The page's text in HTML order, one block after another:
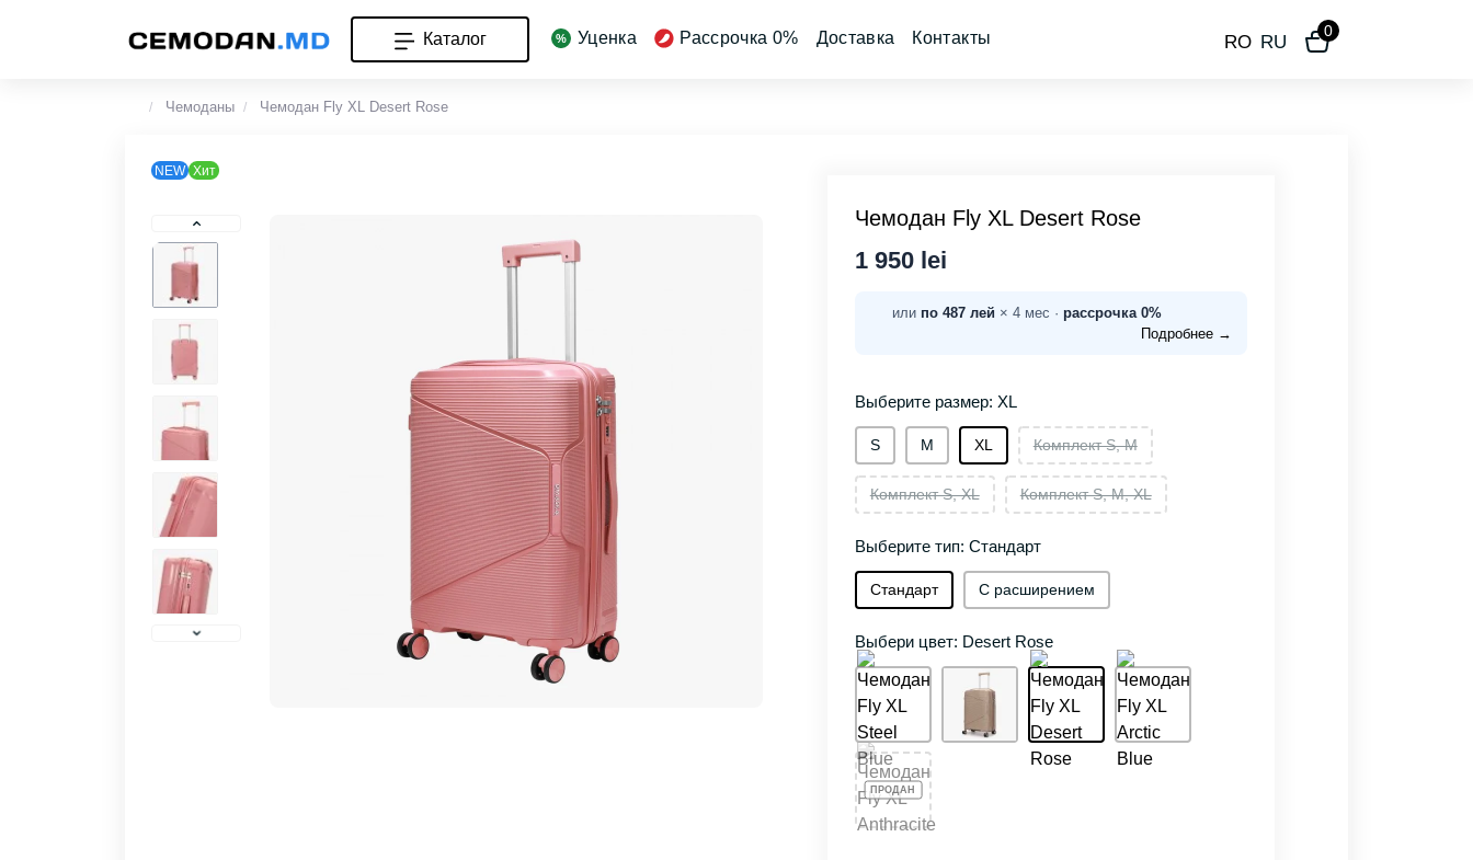
Каталог Уценка Рассрочка 0% Доставка Контакты RO RU
0
Чемоданы Чемодан Fly XL Desert Rose
NEW Хит
Чемодан Fly XL Desert Rose
1 950 lei
или по 487 лей × 4 мес · рассрочка 0%
Подробнее →
Выберите размер: XL
S М XL Комплект S, M
Комплект S, XL Комплект S, M, XL
Выберите тип: Стандарт
Стандарт С расширением
Выбери цвет: Desert Rose